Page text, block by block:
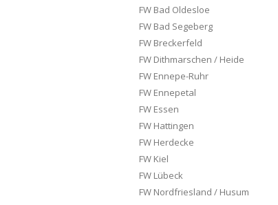
FW Bad Oldesloe
FW Bad Segeberg
FW Breckerfeld
FW Dithmarschen / Heide
FW Ennepe-Ruhr
FW Ennepetal
FW Essen
FW Hattingen
FW Herdecke
FW Kiel
FW Lübeck
FW Nordfriesland / Husum